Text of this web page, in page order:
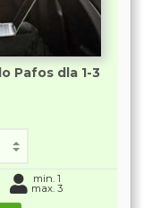
Pafos dla 1-3
min. 1
max. 3